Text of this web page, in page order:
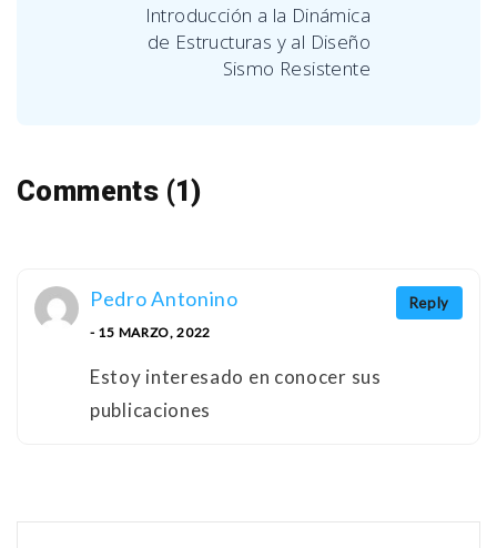
Introducción a la Dinámica
de Estructuras y al Diseño
Sismo Resistente
Comments (1)
Reply
Pedro Antonino
- 15 MARZO, 2022
Estoy interesado en conocer sus
publicaciones